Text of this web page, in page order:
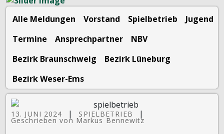
Alle Meldungen Vorstand Spielbetrieb
Jugend
Termine
Ansprechpartner
NBV
Bezirk Braunschweig
Bezirk Lüneburg
Bezirk Weser-Ems
13. JUNI 2024 | SPIELBETRIEB |
Geschrieben von Markus Bennewitz